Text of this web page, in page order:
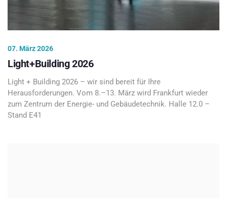
07. März 2026
Light+Building 2026
Light + Building 2026 – wir sind bereit für Ihre
Herausforderungen. Vom 8.–13. März wird Frankfurt wieder
zum Zentrum der Energie- und Gebäudetechnik. Halle 12.0 –
Stand E41